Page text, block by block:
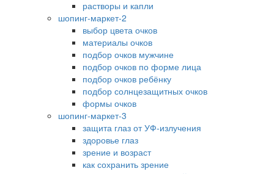
растворы и капли
шопинг-маркет-2
выбор цвета очков
материалы очков
подбор очков мужчине
подбор очков по форме лица
подбор очков ребёнку
подбор солнцезащитных очков
формы очков
шопинг-маркет-3
защита глаз от УФ-излучения
здоровье глаз
зрение и возраст
как сохранить зрение